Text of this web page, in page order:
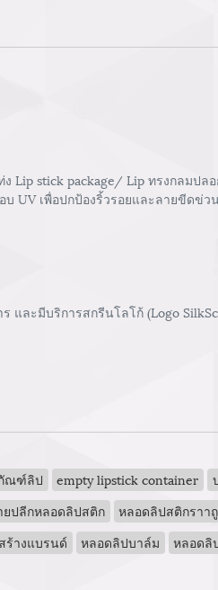
Lip stick package/ Lip ทรงกลมป
อบ UV เพื่อปกป้องริ้วรอยและลายขี
และมีบริการสกรีนโลโก้ (Logo
ณฑ์ลิป empty lipstick container
ปลีกหลอดลิปสติก หลอดลิปสติกราา
สร้างแบรนด์ หลอดลิปบาล์ม หลอดลิ